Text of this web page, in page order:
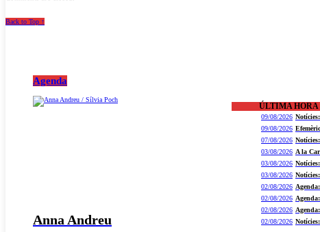
Back to Top ↑
Agenda
Anna Andreu
ÚLTIMA HORA
09/08/2026
09/08/2026
07/08/2026
03/08/2026 A la
03/08/2026
03/08/2026
02/08/2026
02/08/2026
02/08/2026
02/08/2026